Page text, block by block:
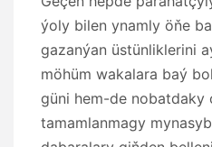
ýoly bilen ynamly öňe
gazanýan üstünliklerini
möhüm wakalara baý
güni hem-de nobatdaky
tamamlanmagy